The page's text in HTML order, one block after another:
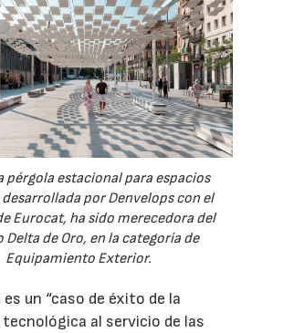
pérgola estacional para espacios
por Denvelops con el
Eurocat, ha sido merecedora del
Delta de Oro, en la categoría de
Equipamiento Exterior.
un “caso de éxito de la
al servicio de las